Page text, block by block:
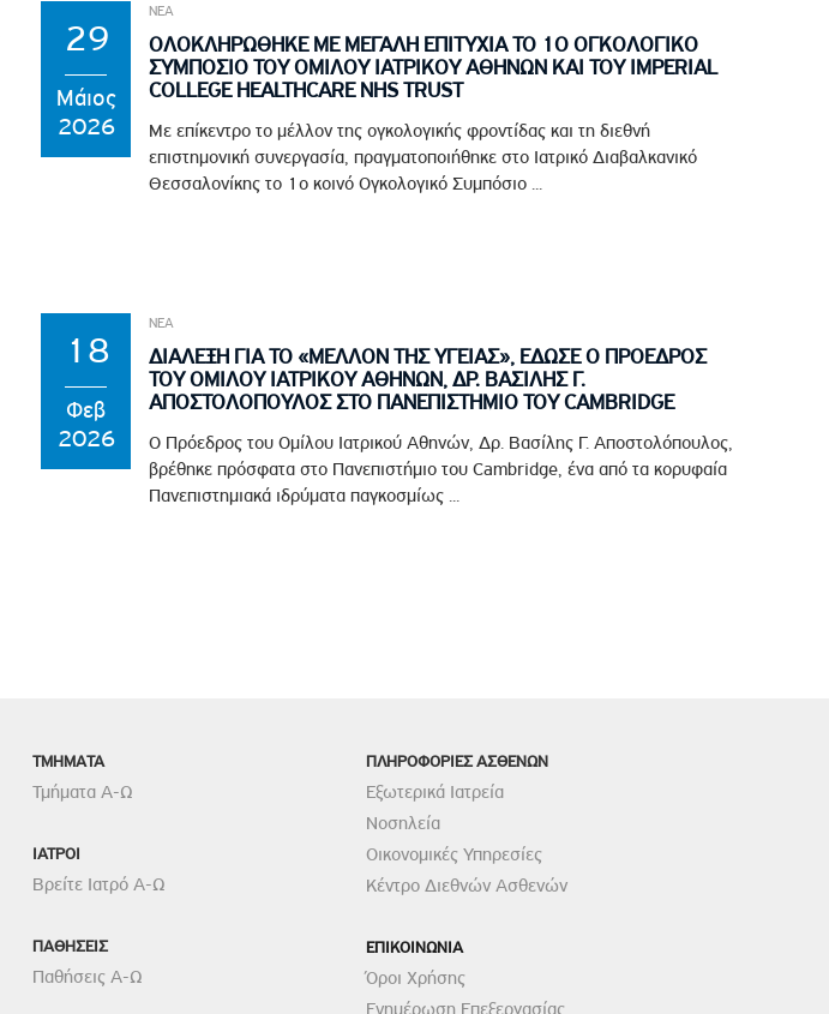
29
Μάιος
2026
ΝΕΑ
ΟΛΟΚΛΗΡΩΘΗΚΕ ΜΕ ΜΕΓΑΛΗ ΕΠΙΤΥΧΙΑ ΤΟ 1Ο ΟΓΚΟΛΟΓΙΚΟ
ΣΥΜΠΟΣΙΟ ΤΟΥ ΟΜΙΛΟΥ ΙΑΤΡΙΚΟΥ ΑΘΗΝΩΝ ΚΑΙ ΤΟΥ IMPERIAL
COLLEGE HEALTHCARE NHS TRUST
Με επίκεντρο το μέλλον της ογκολογικής φροντίδας και τη διεθνή
επιστημονική συνεργασία, πραγματοποιήθηκε στο Ιατρικό Διαβαλκανικό
Θεσσαλονίκης το 1ο κοινό Ογκολογικό Συμπόσιο ...
18
Φεβ
2026
ΝΕΑ
ΔΙΑΛΕΞΗ ΓΙΑ ΤΟ «ΜΕΛΛΟΝ ΤΗΣ ΥΓΕΙΑΣ», ΕΔΩΣΕ Ο ΠΡΟΕΔΡΟΣ
ΤΟΥ ΟΜΙΛΟΥ ΙΑΤΡΙΚΟΥ ΑΘΗΝΩΝ, ΔΡ. ΒΑΣΙΛΗΣ Γ.
ΑΠΟΣΤΟΛΟΠΟΥΛΟΣ ΣΤΟ ΠΑΝΕΠΙΣΤΗΜΙΟ ΤΟΥ CAMBRIDGE
Ο Πρόεδρος του Ομίλου Ιατρικού Αθηνών, Δρ. Βασίλης Γ. Αποστολόπουλος,
βρέθηκε πρόσφατα στο Πανεπιστήμιο του Cambridge, ένα από τα κορυφαία
Πανεπιστημιακά ιδρύματα παγκοσμίως ...
TMHMATA
Τμήματα Α-Ω
ΙΑΤΡΟΙ
Βρείτε Ιατρό Α-Ω
ΠΑΘΗΣΕΙΣ
Παθήσεις Α-Ω
ΠΛΗΡΟΦΟΡΙΕΣ ΑΣΘΕΝΩΝ
Εξωτερικά Ιατρεία
Νοσηλεία
Οικονομικές Υπηρεσίες
Κέντρο Διεθνών Ασθενών
ΕΠΙΚΟΙΝΩΝΙΑ
Όροι Χρήσης
Ενημέρωση Επεξεργασίας